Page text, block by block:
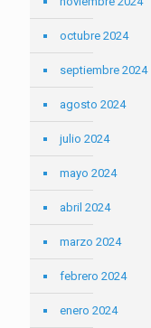
octubre 2024
septiembre 2024
agosto 2024
julio 2024
mayo 2024
abril 2024
marzo 2024
febrero 2024
enero 2024